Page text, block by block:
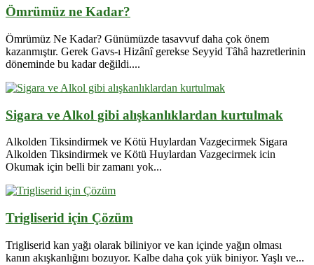
Ömrümüz ne Kadar?
Ömrümüz Ne Kadar? Günümüzde tasavvuf daha çok önem
kazanmıştır. Gerek Gavs-ı Hizânî gerekse Seyyid Tâhâ hazretlerinin
döneminde bu kadar değildi....
Sigara ve Alkol gibi alışkanlıklardan kurtulmak
Alkolden Tiksindirmek ve Kötü Huylardan Vazgecirmek Sigara
Alkolden Tiksindirmek ve Kötü Huylardan Vazgecirmek icin
Okumak için belli bir zamanı yok...
Trigliserid için Çözüm
Trigliserid kan yağı olarak biliniyor ve kan içinde yağın olması
kanın akışkanlığını bozuyor. Kalbe daha çok yük biniyor. Yaşlı ve...